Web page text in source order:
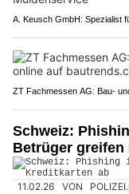
A. Keusch GmbH: Spezialist
ZT Fachmessen AG: Bau-
Schweiz:
Betrüger
11.02.26 VON